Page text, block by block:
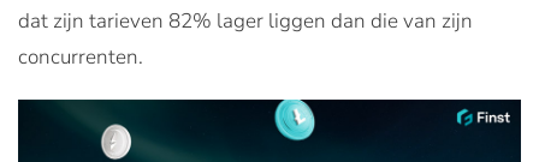
dat zijn tarieven 82% lager liggen dan die van zijn
concurrenten.